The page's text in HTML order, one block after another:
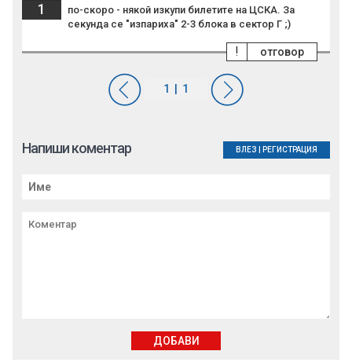
1
по-скоро - някой изкупи билетите на ЦСКА. За
секунда се "изпариха" 2-3 блока в сектор Г ;)
отговор
!
Напиши коментар ВЛЕЗ РЕГИСТРАЦИЯ
ДОБАВИ